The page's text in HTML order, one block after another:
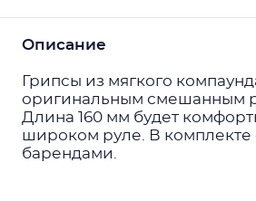
Описание
Грипсы из мягкого
оригинальным смешанным
Длина 160 мм будет
широком руле. В
барендами.